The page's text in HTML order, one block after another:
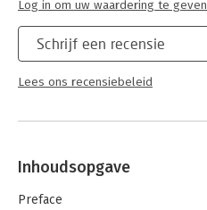
Schrijf een recensie
Lees ons recensiebeleid
Log in om uw waardering te geven
Inhoudsopgave
Preface